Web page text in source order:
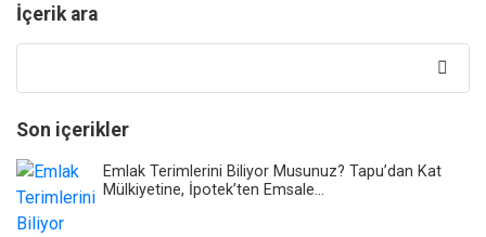
İçerik ara
ara:
Son içerikler
Emlak Terimlerini Biliyor Musunuz? Tapu’dan Kat
Mülkiyetine, İpotek’ten Emsale…